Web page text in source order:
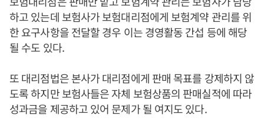
하고 있는데 보험사가 보험대리점에게 보험계약 관리를 위
한 요구사항을 전달할 경우 이는 경영활동 간섭 등에 해당
될 수도 있다.
또 대리점법은 본사가 대리점에게 판매 목표를 강제하지 않
도록 하지만 보험사들은 자체 보험상품의 판매실적에 따라
성과금을 제공하고 있어 문제가 될 여지도 있다.